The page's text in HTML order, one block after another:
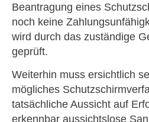
Beantragung eines
noch keine
wird durch das zuständige
geprüft.
Weiterhin muss ersichtlich
mögliches
tatsächliche Aussicht auf
erkennbar aussichtslose